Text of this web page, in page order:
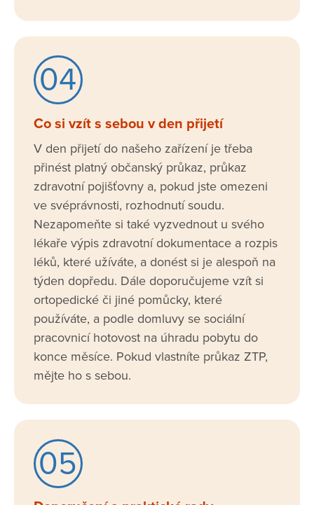
04
Co si vzít s sebou v den přijetí
V den přijetí do našeho zařízení je třeba
přinést platný občanský průkaz, průkaz
zdravotní pojišťovny a, pokud jste omezeni
ve svéprávnosti, rozhodnutí soudu.
Nezapomeňte si také vyzvednout u svého
lékaře výpis zdravotní dokumentace a rozpis
léků, které užíváte, a donést si je alespoň na
týden dopředu. Dále doporučujeme vzít si
ortopedické či jiné pomůcky, které
používáte, a podle domluvy se sociální
pracovnicí hotovost na úhradu pobytu do
konce měsíce. Pokud vlastníte průkaz ZTP,
mějte ho s sebou.
05